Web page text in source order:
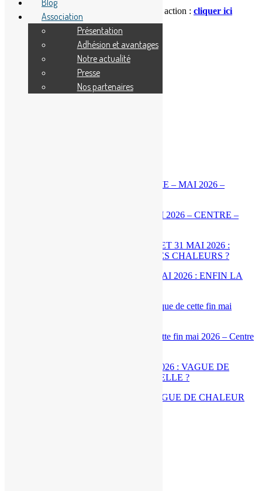
Si vous aussi vous souhaitez soutenir notre action : cliquer ici
Bonne journée à toutes et à tous.
Association
19 mai 2014
[BILAN] CLIMATOLOGIE – MAI 2026 – CENTRE –
MÉTÉO WEEK-END 30 ET 31 MAI 2026 : ENFIN LA
[BILAN] – Chaleur historique de cette fin mai 2026 – Centre
MÉTÉO 25 AU 31 MAI 2026 : VAGUE DE CHALEUR
Blog
Association
Présentation
Adhésion et avantages
Notre actualité
Presse
Nos partenaires